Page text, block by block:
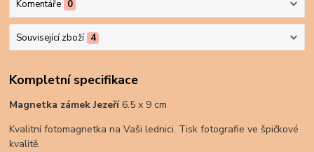
Komentáře 0
Související zboží 4
Kompletní specifikace
Magnetka zámek Jezeří6.5 x 9 cm
Kvalitní fotomagnetka na Vaši lednici. Tisk fotografie ve špičkové
kvalitě.